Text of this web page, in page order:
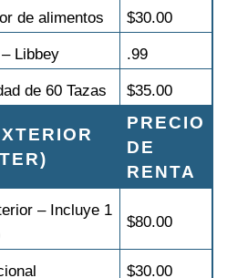
de alimentos
$30.00
Libbey
.99
de 60 Tazas
$35.00
PRECIO
DE
RENTA
– Incluye 1
$80.00
$30.00